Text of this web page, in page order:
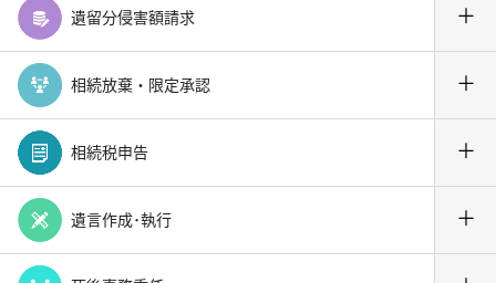
遺留分侵害額請求 ＋
相続放棄・限定承認 ＋
相続税申告 ＋
遺言作成･執行 ＋